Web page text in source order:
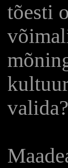
tõesti
valida?